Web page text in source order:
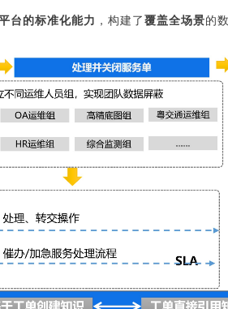
台的标准化能力 ，构建了覆盖全场景的